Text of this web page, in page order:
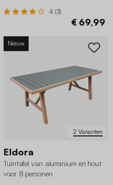
4 (3)
€ 69,99
2 Varianten
Nieuw
Eldora
Tuintafel van aluminium en hout
voor 8 personen